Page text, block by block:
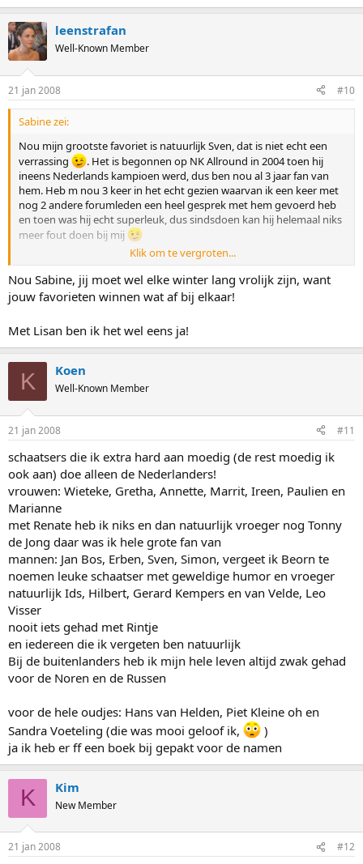
leenstrafan
Well-Known Member
21 jan 2008 #10
Sabine zei:
Nou mijn grootste favoriet is natuurlijk Sven, dat is niet echt een
verrassing
. Het is begonnen op NK Allround in 2004 toen hij
ineens Nederlands kampioen werd, dus ben nou al 3 jaar fan van
hem. Heb m nou 3 keer in het echt gezien waarvan ik een keer met
nog 2 andere forumleden een heel gesprek met hem gevoerd heb
en toen was hij echt superleuk, dus sindsdoen kan hij helemaal niks
meer fout doen bij mij
Verder vind ik Wouter Olde Heuvel ook helemaal leuk. Ik volg hem
al een tijdje extra en vind het superleuk dat hij dit seizoen echt is
doorgebroken. En ook met hem heb ik een leuke persoonlijke
ervaring haha op het WK allround van vorig jaar waardoor ik m
leuke jongen, die volg ik ook altijd met extra aandacht.
Bij de vrouwen vind ik Ireen ook al leuk sinds ze bij de senioren
schaatst. Haar vrolijke en onbevangen manier van doen spreekt me
erg aan. Verder vind ik Paulien van Deutekom ook een hele leuke
meid en ik heb erg bewondering voor hoe ze zich in de top
genesteld heeft de laatste jaren, zij is iemand die je het echt gunt
om goed te presteren.
Als ik dat zo zie ben ik vooral fan van de TVM-ploeg en dat klopt
ook. Alleen met Tim Salamons heb ik niks, maar die gaat dan ook
weg. Maar verder vind ik eigenlijk alle schaatsers daar heel
sympathiek, en ook Gerard Kemkers en Geert Kuipers vind ik erg
leuk.
Internationaal zijn er ook een aantal mensen die ik met extra
aandacht volg. Bij de mannen sinds vorig seizoen Pipo Lee.
Koreanen zijn altijd zo ingetogen maar hij heeft dat totaal niet en
dat spreekt me erg aan. Verder heb ik ook een zwak voor Kip
Carpenter. Joji Kato vind ik ook leuk. Shani Davis waardeer ik ook
steeds meer met de jaren, vroeger vond ik m helemaal niets en nu
vind ik m juist leuk. Denny Morrison vind ik ook leuk, een hele leuke
en relaxte jongen.
Bij de vrouwen heb ik eigenlijk weinig favorieten. Anni vind ik altijd
leuk meisje.
Klik om te vergroten...
Nou Sabine, jij moet wel elke winter lang vrolijk zijn, want
jouw favorieten winnen wat af bij elkaar!
Met Lisan ben ik het wel eens ja!
K Koen
Well-Known Member
21 jan 2008 #11
schaatsers die ik extra hard aan moedig (de rest moedig ik
ook aan) doe alleen de Nederlanders!
vrouwen: Wieteke, Gretha, Annette, Marrit, Ireen, Paulien en
Marianne
met Renate heb ik niks en dan natuurlijk vroeger nog Tonny
de Jong daar was ik hele grote fan van
mannen: Jan Bos, Erben, Sven, Simon, vergeet ik Beorn te
noemen leuke schaatser met geweldige humor en vroeger
natuurlijk Ids, Hilbert, Gerard Kempers en van Velde, Leo
Visser
nooit iets gehad met Rintje
en iedereen die ik vergeten ben natuurlijk
Bij de buitenlanders heb ik mijn hele leven altijd zwak gehad
voor de Noren en de Russen
voor de hele oudjes: Hans van Helden, Piet Kleine oh en
Sandra Voeteling (die was mooi geloof ik,
)
ja ik heb er ff een boek bij gepakt voor de namen
K Kim
New Member
21 jan 2008 #12